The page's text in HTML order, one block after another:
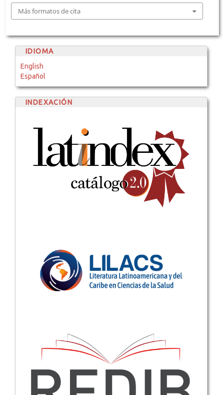
Más formatos de cita
IDIOMA
English
Español
INDEXACIÓN